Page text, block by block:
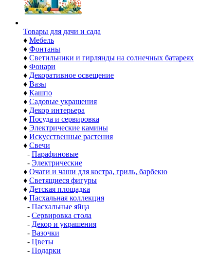
Товары для дачи и сада
♦ Мебель
♦ Фонтаны
♦ Светильники и гирлянды на солнечных батареях
♦ Фонари
♦ Декоративное освещение
♦ Вазы
♦ Кашпо
♦ Садовые украшения
♦ Декор интерьера
♦ Посуда и сервировка
♦ Электрические камины
♦ Искусственные растения
♦ Свечи
- Парафиновые
- Электрические
♦ Очаги и чаши для костра, гриль, барбекю
♦ Светящиеся фигуры
♦ Детская площадка
♦ Пасхальная коллекция
- Пасхальные яйца
- Сервировка стола
- Декор и украшения
- Вазочки
- Цветы
- Подарки